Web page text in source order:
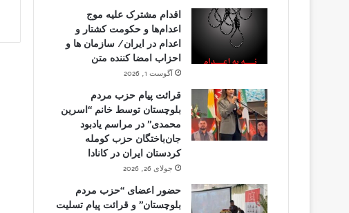
اقدام مشترک علیه موج
اعدام‌ها و حکومت کشتار و
اعدام در ایران/ سازمان ها و
احزاب امضا کننده متن
آگوست 1, 2026
قرائت پیام حزب مردم
بلوچستان توسط خانم “اسرین
محمدی” در مراسم یادبود
جان‌باختگان حزب کومله
کردستان ایران در کانادا
جولای 26, 2026
حضور اعضای “حزب مردم
بلوچستان” و قرائت پیام تسلیت